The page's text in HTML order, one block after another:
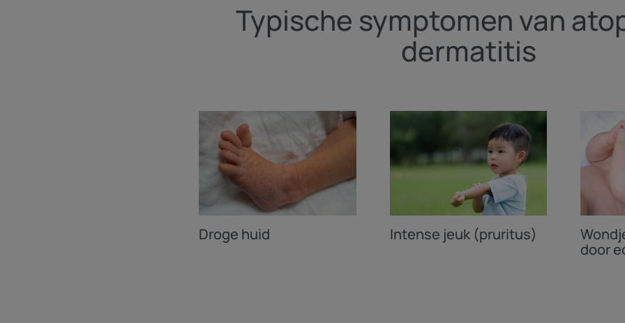
Typische symptomen van
dermatitis
Droge huid Intense jeuk (pruritus)
door